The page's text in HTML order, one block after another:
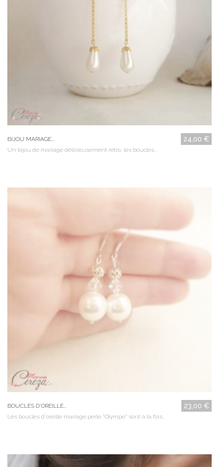
BIJOU MARIAGE... 24,00 €
Un bijou de mariage délicieusement rétro, les boucles...
BOUCLES D'OREILLE... 23,00 €
Les boucles d'oreille mariage perle "Olympe" sont à la fois...